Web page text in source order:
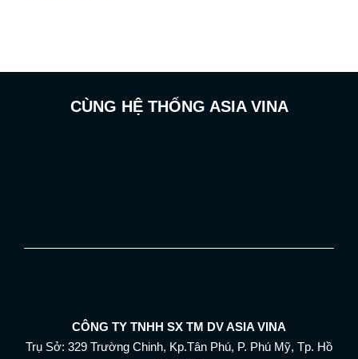
CÙNG HỆ THỐNG ASIA VINA
CÔNG TY TNHH SX TM DV ASIA VINA
Trụ Sở: 329 Trường Chinh, Kp.Tân Phú, P. Phú Mỹ, Tp. Hồ